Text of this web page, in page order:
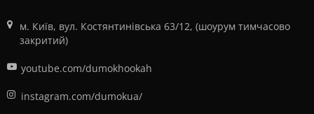
м. Київ, вул. Костянтинівська 63/12, (шоурум тимчасово
закритий)
youtube.com/dumokhookah
instagram.com/dumokua/